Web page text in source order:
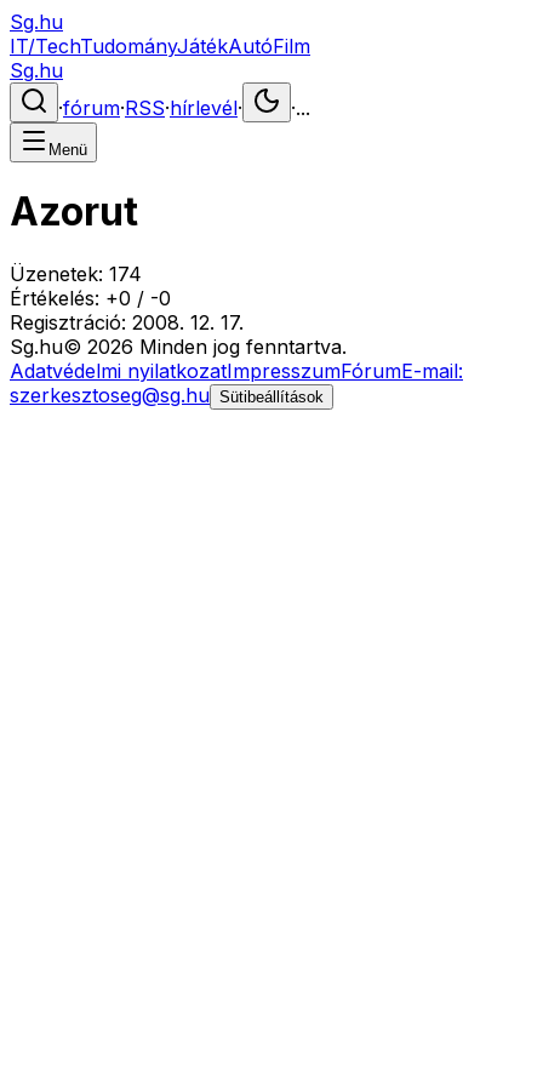
Sg.hu
IT/TechTudományJátékAutóFilm
Sg.hu
·fórum·RSS·hírlevél· ·...
Menü
Azorut
Üzenetek: 174
Értékelés: +0 / -0
Regisztráció: 2008. 12. 17.
Sg.hu© 2026 Minden jog fenntartva.
Adatvédelmi nyilatkozatImpresszumFórumE-mail:
szerkesztoseg@sg.hu Sütibeállítások